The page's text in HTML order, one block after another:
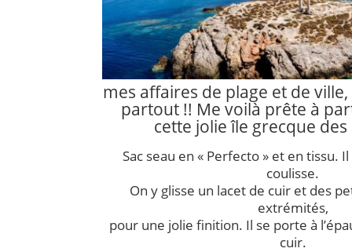
mes affaires de plage et de
partout !! Me voilà prête à
cette jolie île grecque
Sac seau en « Perfecto » et en tissu.
coulisse.
On y glisse un lacet de cuir et des
extrémités,
pour une jolie finition. Il se porte à
cuir.